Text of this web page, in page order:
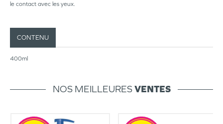
le contact avec les yeux.
CONTENU
400ml
NOS MEILLEURESVENTES